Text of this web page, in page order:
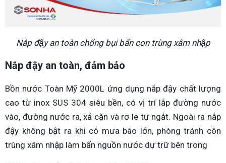
Nắp đậy an toàn chống bụi bẩn con trùng xâm nhập
Nắp đậy an toàn, đảm bảo
Bồn nước Toàn Mỹ 2000L ứng dụng nắp đậy chất lượng
cao từ inox SUS 304 siêu bền, có vị trí lắp đường nước
vào, đường nước ra, xả cặn và rơ le tự ngắt. Ngoài ra nắp
đậy không bật ra khi có mưa bão lớn, phòng tránh côn
trùng xâm nhập làm bẩn nguồn nước dự trữ bên trong